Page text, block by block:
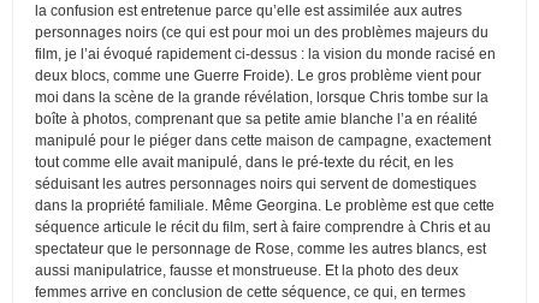
la confusion est entretenue parce qu’elle est assimilée aux autres
personnages noirs (ce qui est pour moi un des problèmes majeurs du
film, je l’ai évoqué rapidement ci-dessus : la vision du monde racisé en
deux blocs, comme une Guerre Froide). Le gros problème vient pour
moi dans la scène de la grande révélation, lorsque Chris tombe sur la
boîte à photos, comprenant que sa petite amie blanche l’a en réalité
manipulé pour le piéger dans cette maison de campagne, exactement
tout comme elle avait manipulé, dans le pré-texte du récit, en les
séduisant les autres personnages noirs qui servent de domestiques
dans la propriété familiale. Même Georgina. Le problème est que cette
séquence articule le récit du film, sert à faire comprendre à Chris et au
spectateur que le personnage de Rose, comme les autres blancs, est
aussi manipulatrice, fausse et monstrueuse. Et la photo des deux
femmes arrive en conclusion de cette séquence, ce qui, en termes